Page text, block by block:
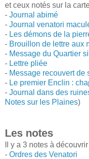
et ceux notés sur la
- Journal abimé
- Journal venatori
- Les démons de la
- Brouillon de lettre aux
- Message du Quartier
- Lettre pliée
- Message recouvert de
- Le premier Enclin :
- Journal dans des
Notes sur les Plaines)
Les notes
Il y a 3 notes à
- Ordres des Venatori